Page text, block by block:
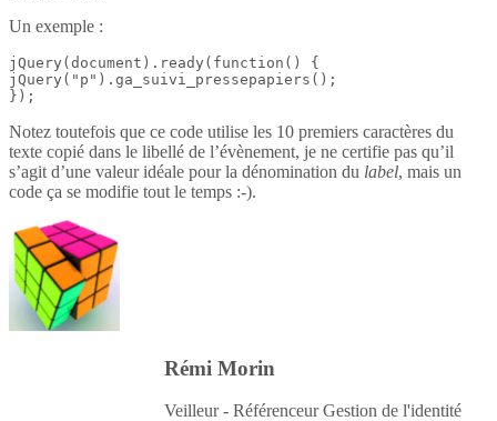
Un exemple :
jQuery(document).ready(function() {
jQuery("p").ga_suivi_pressepapiers();
});
Notez toutefois que ce code utilise les 10 premiers caractères du
texte copié dans le libellé de l’évènement, je ne certifie pas qu’il
s’agit d’une valeur idéale pour la dénomination du label, mais un
code ça se modifie tout le temps :-).
Rémi Morin
Veilleur - Référenceur Gestion de l'identité